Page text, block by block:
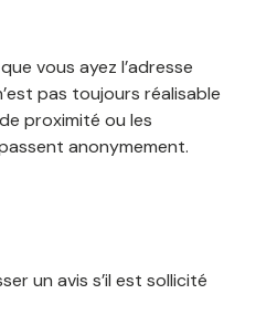
vous ayez l’adresse
pas toujours réalisable
proximité ou les
anonymement.
un avis s’il est sollicité